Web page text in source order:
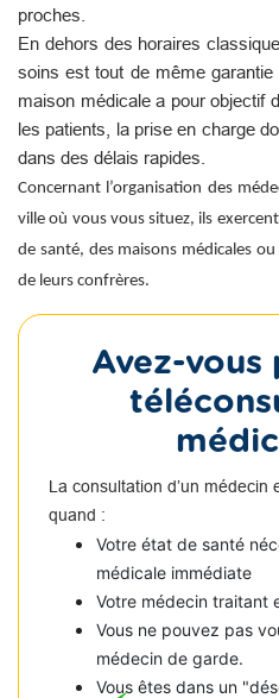
proches.
En dehors des horaires
soins est tout de même
maison médicale a pour objectif
les patients, la prise en charge
dans des délais rapides.
Concernant l’organisation des
ville où vous vous situez, ils
de santé, des maisons médicales
de leurs confrères.
Avez-vous
La consultation d’un médecin
quand :
Votre état de santé
médicale immédiate
Votre médecin traitant
Vous ne pouvez pas
médecin de garde.
Vous êtes dans un